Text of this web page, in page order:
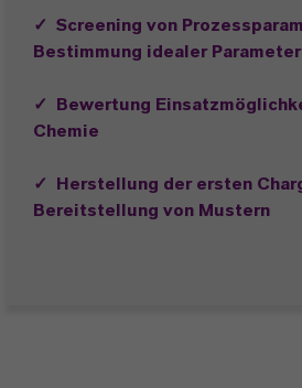
✓ Screening von
Bestimmung idealer Parameter
✓
Bewertung
Chemie
✓
Herstellung der ersten
Bereitstellung von Mustern